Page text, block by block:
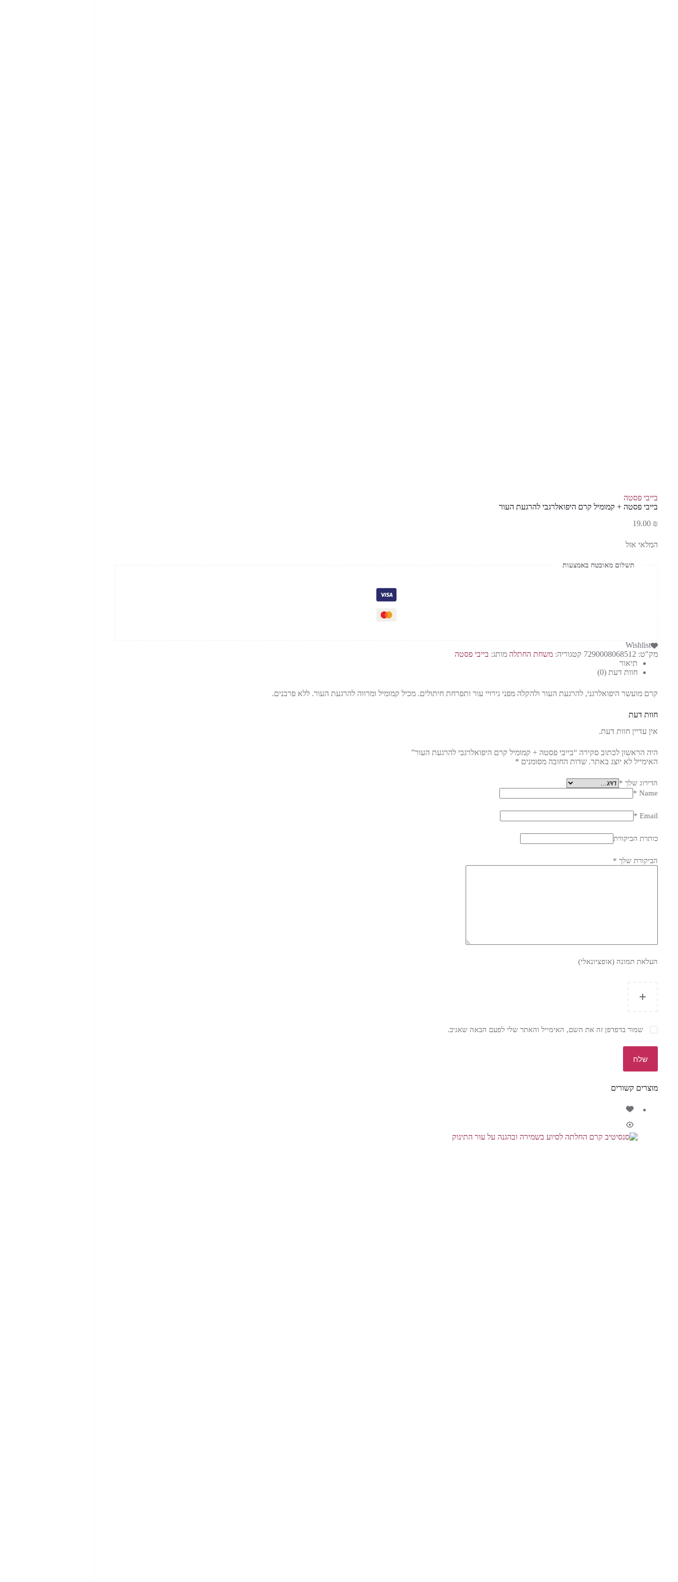
בייבי פסטה
בייבי פסטה + קמומיל קרם היפואלרגבי להרגעת העור
19.00 ₪
המלאי אזל
תשלום מאובטח באמצעות
Wishlist
מק"ט: 7290008068512 קטגוריה: משחת החתלה מותג: בייבי פסטה
תיאור
חוות דעת (0)
קרם מועשר היפואלרגני, להרגעת העור ולהקלה מפני גירויי עור ותפרחת חיתולים. מכיל קמומיל ומרווה להרגעת העור. ללא פרבנים.
חוות דעת
אין עדיין חוות דעת.
היה הראשון לכתוב סקירה “בייבי פסטה + קמומיל קרם היפואלרגבי להרגעת העור”
האימייל לא יוצג באתר. שדות החובה מסומנים *
הדירוג שלך *
Name
*
Email
*
כותרת הביקורת
הביקורת שלך *
העלאת תמונה (אופציונאלי)
שמור בדפדפן זה את השם, האימייל והאתר שלי לפעם הבאה שאגיב.
שלח
מוצרים קשורים